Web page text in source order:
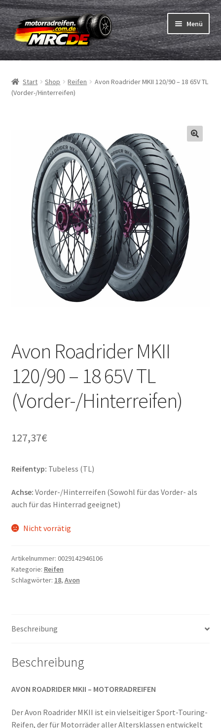
Zur
Navigation
springen
Zum
Inhalt
springen
Menü
Reifen
Schläuche
Reifentest
Marken
Kontakt
Start Shop Reifen
Avon Roadrider MKII 120/90 – 18 65V TL
(Vorder-/Hinterreifen)
Avon Roadrider MKII
120/90 – 18 65V TL
(Vorder-/Hinterreifen)
127,37€
Reifentyp: Tubeless (TL)
Achse: Vorder-/Hinterreifen (Sowohl für das Vorder- als
auch für das Hinterrad geeignet)
Nicht vorrätig
Artikelnummer: 0029142946106
Kategorie: Reifen
Schlagwörter: 18, Avon
Beschreibung
Beschreibung
AVON ROADRIDER MKII – MOTORRADREIFEN
Der Avon Roadrider MKII ist ein vielseitiger Sport-Touring-
Reifen, der für Motorräder aller Altersklassen entwickelt